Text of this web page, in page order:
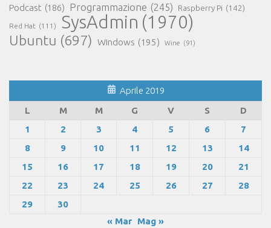
Podcast (186) Programmazione (245) Raspberry Pi (142)
Red Hat (111) SysAdmin (1970)
Ubuntu (697) Windows (195) Wine (91)
Aprile 2019
L
M M G V S
D
1
2 3 4 5 6
7
8
9 10 11 12 13
14
15
16 17 18 19 20
21
22
23 24 25 26 27
28
29
30
« Mar Mag »